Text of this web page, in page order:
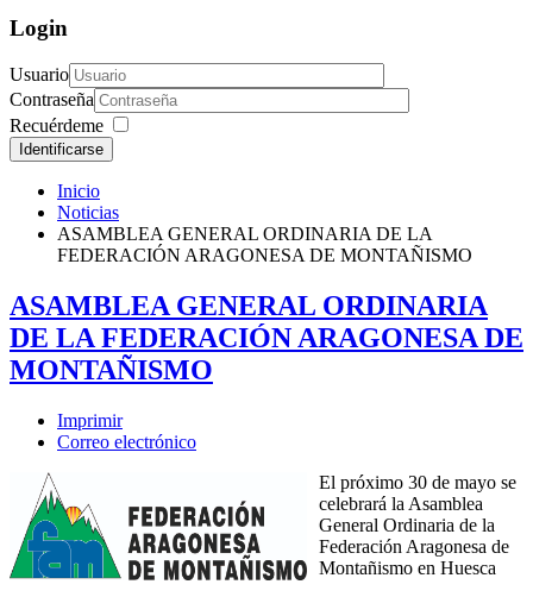
Login
Usuario
Contraseña
Recuérdeme
Identificarse
Inicio
Noticias
ASAMBLEA GENERAL ORDINARIA DE LA
FEDERACIÓN ARAGONESA DE MONTAÑISMO
ASAMBLEA GENERAL ORDINARIA
DE LA FEDERACIÓN ARAGONESA DE
MONTAÑISMO
Imprimir
Correo electrónico
El próximo 30 de mayo se
celebrará la Asamblea
General Ordinaria de la
Federación Aragonesa de
Montañismo en Huesca